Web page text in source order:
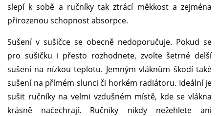
slepí k sobě a ručníky tak ztrácí měkkost a zejména
přirozenou schopnost absorpce.
Sušení v sušičce se obecně nedoporučuje. Pokud se
pro sušičku i přesto rozhodnete, zvolte šetrné delší
sušení na nízkou teplotu. Jemným vláknům škodí také
sušení na přímém slunci či horkém radiátoru. Ideální je
sušit ručníky na velmi vzdušném místě, kde se vlákna
krásně načechrají. Ručníky nikdy nežehlete ani